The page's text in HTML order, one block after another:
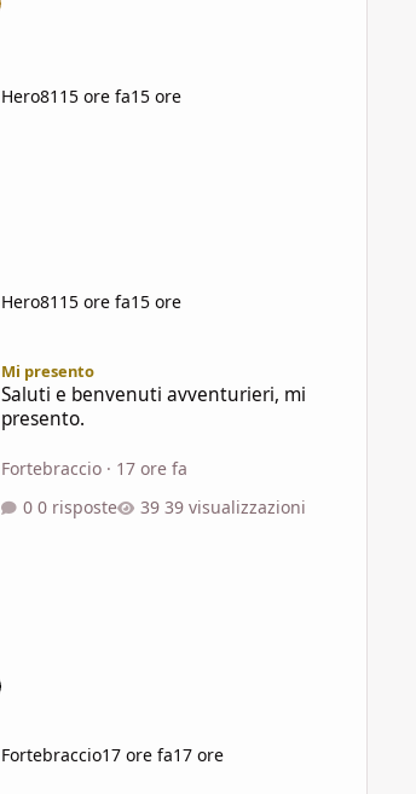
Hero81 15 ore fa15 ore
Hero81 15 ore fa15 ore
Mi presento
Saluti e benvenuti avventurieri, mi
presento.
Fortebraccio· 17 ore fa
0 risposte
39 visualizzazioni
Fortebraccio17 ore fa17 ore